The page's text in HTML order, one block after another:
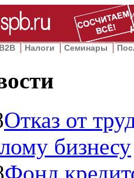
B2B Налоги Семинары
Отказ от
бизнесу
Фонд